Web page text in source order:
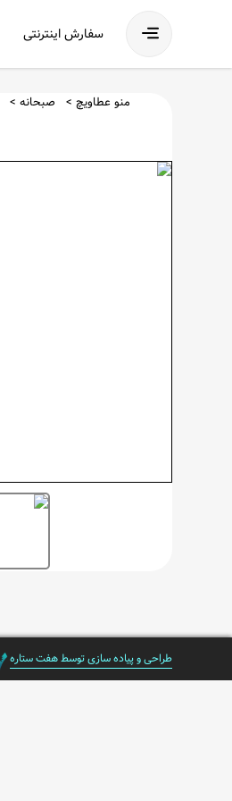
فهرست
سفارش اینترنتی
منو عطاویچ صبحانه
طراحی و پیاده سازی توسط هفت ستاره